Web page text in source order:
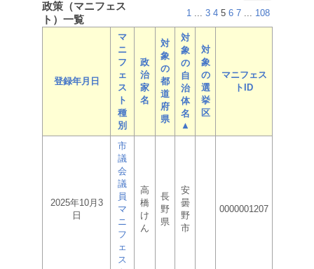
政策（マニフェス
ト）一覧
1 ... 3 4 5 6 7 ... 108
登録年月日
マ
ニ
フ
ェ
ス
ト
種
別
政
治
家
名
対
象
の
都
道
府
県
対
象
の
自
治
体
名
▲
対
象
の
選
挙
区
マニフェス
トID
2025年10月3
日
市
議
会
議
員
マ
ニ
フ
ェ
ス
高
橋
け
ん
長
野
県
安
曇
野
市
0000001207